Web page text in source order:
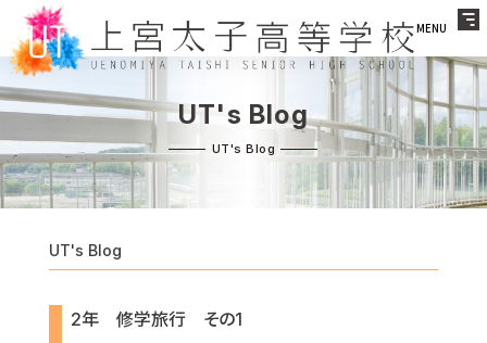
MENU
UT's Blog
UT's Blog
2年 修学旅行 その1